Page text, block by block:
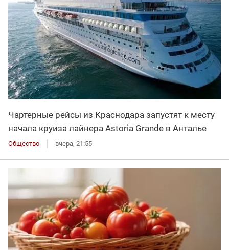
Чартерные рейсы из Краснодара запустят к месту
начала круиза лайнера Astoria Grande в Анталье
Общество вчера, 21:55